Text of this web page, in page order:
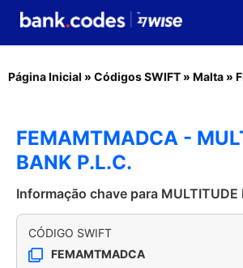
Página Inicial » Códigos SWIFT » Malta »
FEMAMTMADCA -
BANK P.L.C.
Informação chave para MULTITUDE
CÓDIGO SWIFT
FEMAMTMADCA